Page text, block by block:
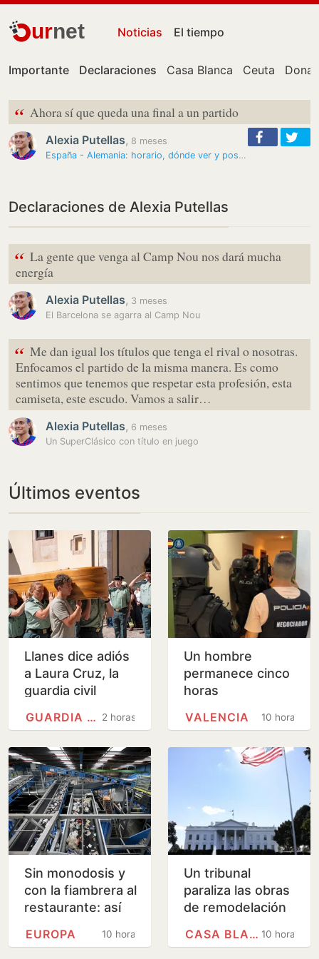
urnet Noticias El tiempo
Importante Declaraciones Casa Blanca Ceuta
“ Ahora sí que queda una final a un partido
Alexia Putellas, 8 meses
España - Alemania: horario, dónde ver y posibles onces de la vuelta de…
Declaraciones de Alexia Putellas
“ La gente que venga al Camp Nou nos dará mucha
energía
Alexia Putellas, 3 meses
El Barcelona se agarra al Camp Nou
“ Me dan igual los títulos que tenga el rival o nosotras.
Enfocamos el partido de la misma manera. Es como
sentimos que tenemos que respetar esta profesión, esta
camiseta, este escudo. Vamos a salir…
Alexia Putellas, 6 meses
Un SuperClásico con título en juego
Últimos eventos
Llanes dice adiós
a Laura Cruz, la
guardia civil
expareja
2 horas
GUARDIA CIVIL
Un hombre
permanece cinco
horas
un piso de
10 horas
VALENCIA
Sin monodosis y
con la fiambrera al
restaurante: así
plásticos la nueva
10 horas
EUROPA
Un tribunal
paraliza las obras
de remodelación
ordenadas por10 horas
CASA BLANCA